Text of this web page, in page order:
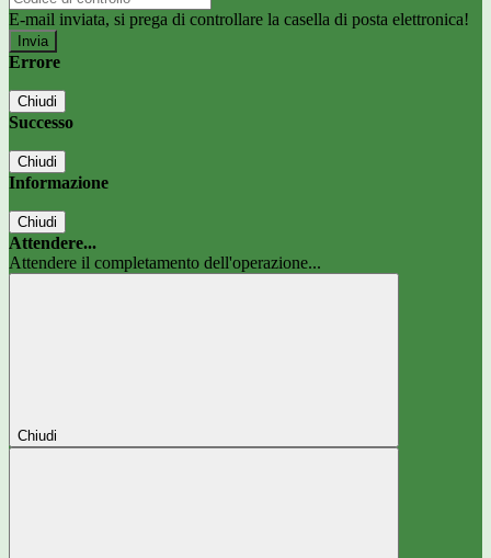
E-mail inviata, si prega di controllare la casella di posta elettronica!
Errore
Chiudi
Successo
Chiudi
Informazione
Chiudi
Attendere...
Attendere il completamento dell'operazione...
Chiudi